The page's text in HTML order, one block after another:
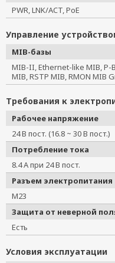
PWR, LNK/ACT, PoE
Управление
MIB-базы
MIB-II, Ethernet-like MIB, P-
MIB, RSTP MIB, RMON MIB
Требования к
Рабочее напряжение
24 В пост. (16.8 ~ 30 В пост.)
Потребление тока
8.4 А при 24 В пост.
Разъем электропитания
M23
Защита от неверной
Есть
Условия эксплуатации